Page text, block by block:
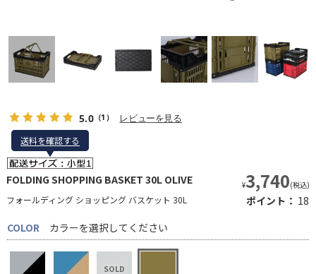
5.0（1） レビューを見る
送料を確認する
送料を確認する
FOLDING SHOPPING BASKET 30L OLIVE
フォールディング ショッピング バスケット 30L
¥3,740(税込)
ポイント： 18
COLOR
カラーを選択してください